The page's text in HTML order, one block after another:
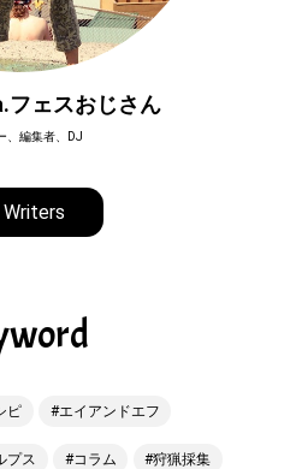
森山憲一
登山ライター
ピ エイアンドエフ
プス コラム 狩猟採集